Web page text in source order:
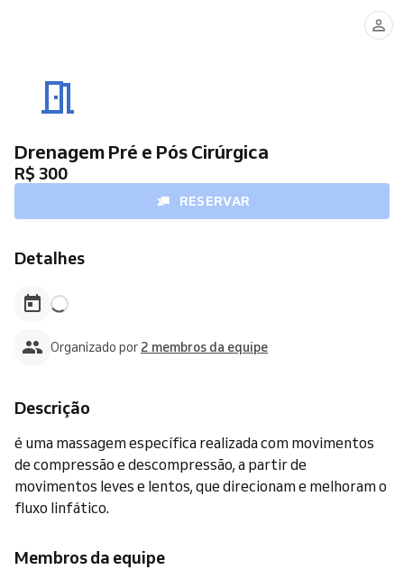
Drenagem Pré e Pós Cirúrgica
R$ 300
RESERVAR
Detalhes
Organizado por 2 membros da equipe
Descrição
é uma massagem específica realizada com movimentos
de compressão e descompressão, a partir de
movimentos leves e lentos, que direcionam e melhoram o
fluxo linfático.
Membros da equipe